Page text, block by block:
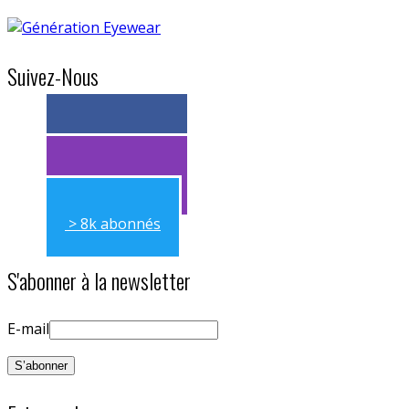
Suivez-Nous
> 11k abonnés
> 11k abonnés
> 8k abonnés
S'abonner à la newsletter
E-mail